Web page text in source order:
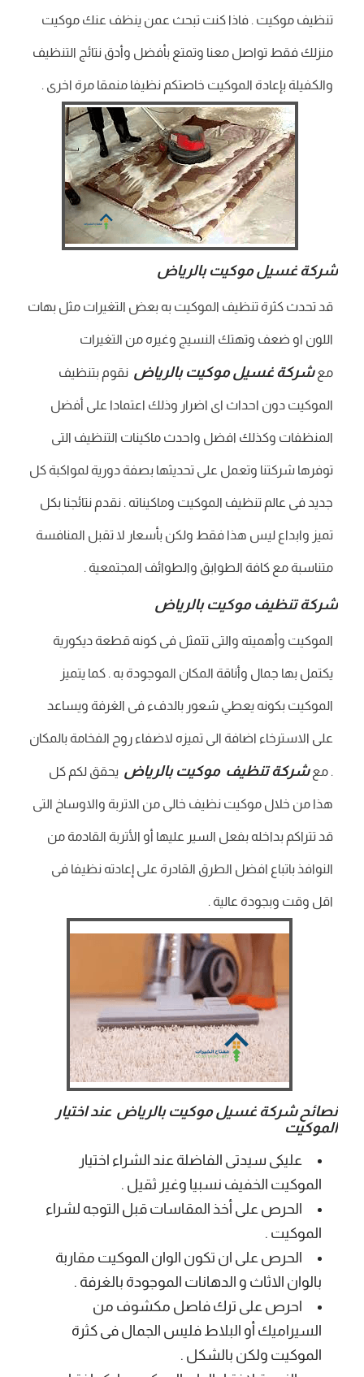
تنظيف موكيت . فاذا كنت تبحث عمن ينظف عنك موكيت
منزلك فقط تواصل معنا وتمتع بأفضل وأدق نتائج التنظيف
والكفيلة بإعادة الموكيت خاصتكم نظيفا منمقا مرة اخرى .
شركة غسيل موكيت بالرياض
قد تحدث كثرة تنظيف الموكيت به بعض التغيرات مثل بهات
اللون او ضعف وتهتك النسيج وغيره من التغيرات
معشركة غسيل موكيت بالرياضنقوم بتنظيف
الموكيت دون احداث اى اضرار وذلك اعتمادا على أفضل
المنظفات وكذلك افضل واحدث ماكينات التنظيف التى
توفرها شركتنا وتعمل على تحديثها بصفة دورية لمواكبة كل
جديد فى عالم تنظيف الموكيت وماكيناته . نقدم نتائجنا بكل
تميز وابداع ليس هذا فقط ولكن بأسعار لا تقبل المنافسة
متناسبة مع كافة الطوابق والطوائف المجتمعية .
شركة تنظيف موكيت بالرياض
الموكيت وأهميته والتى تتمثل فى كونه قطعة ديكورية
يكتمل بها جمال وأناقة المكان الموجودة به . كما يتميز
الموكيت بكونه يعطي شعور بالدفء فى الغرفة ويساعد
على الاسترخاء اضافة الى تميزه لاضفاء روح الفخامة بالمكان
. معشركة تنظيف موكيت بالرياض يحقق لكم كل
هذا من خلال موكيت نظيف خالى من الاتربة والاوساخ التى
قد تتراكم بداخله بفعل السير عليها أو الأتربة القادمة من
النوافذ باتباع افضل الطرق القادرة على إعادته نظيفا فى
اقل وقت وبجودة عالية .
نصائح شركة غسيل موكيت بالرياض عند اختيار
الموكيت
عليكى سيدتى الفاضلة عند الشراء اختيار
الموكيت الخفيف نسبيا وغير ثقيل .
الحرص على أخذ المقاسات قبل التوجه لشراء
الموكيت .
الحرص على ان تكون الوان الموكيت مقاربة
بالوان الاثاث و الدهانات الموجودة بالغرفة .
احرص على ترك فاصل مكشوف من
السيراميك أو البلاط فليس الجمال فى كثرة
الموكيت ولكن بالشكل .